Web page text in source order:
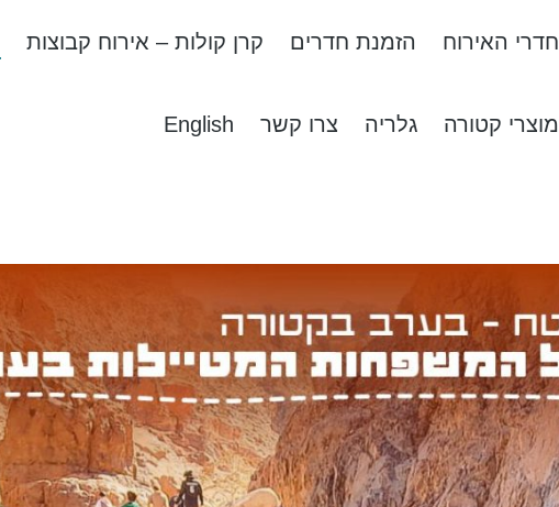
חדרי האירוח הזמנת חדרים קרן קולות – אירוח קבוצות
מוצרי קטורה גלריה צרו קשר English